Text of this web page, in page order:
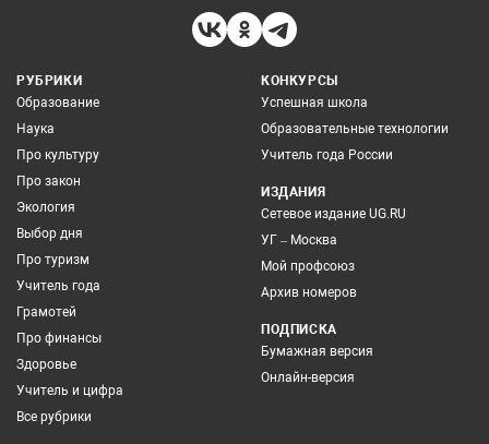
РУБРИКИ
Образование
Наука
Про культуру
Про закон
Экология
Выбор дня
Про туризм
Учитель года
Грамотей
Про финансы
Здоровье
Учитель и цифра
Все рубрики
КОНКУРСЫ
Успешная школа
Образовательные технологии
Учитель года России
ИЗДАНИЯ
Сетевое издание UG.RU
УГ – Москва
Мой профсоюз
Архив номеров
ПОДПИСКА
Бумажная версия
Онлайн-версия